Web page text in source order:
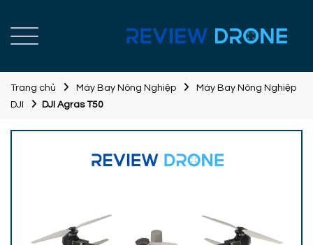
Trang chủ Máy Bay Nông Nghiệp
Máy Bay Nông Nghiệp
DJI
DJI Agras T50